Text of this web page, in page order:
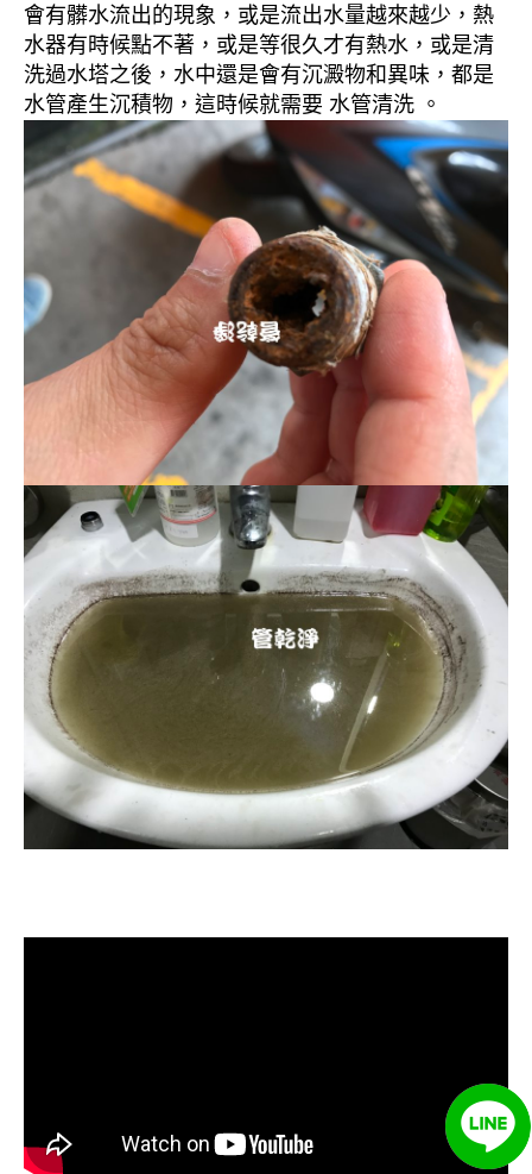
會有髒水流出的現象，或是流出水量越來越少，熱
水器有時候點不著，或是等很久才有熱水，或是清
洗過水塔之後，水中還是會有沉澱物和異味，都是
水管產生沉積物，這時候就需要 水管清洗 。